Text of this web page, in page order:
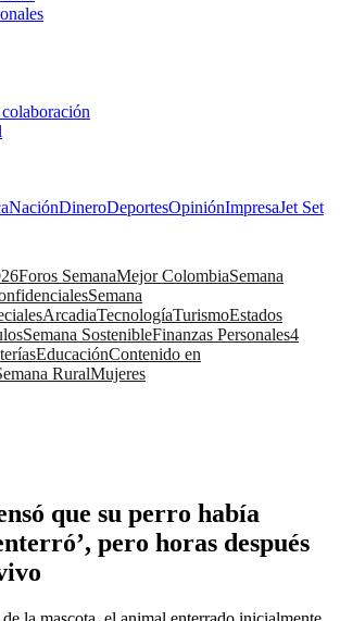
NaciónDineroDeportesOpiniónImpresaJet Set
Foros SemanaMejor ColombiaSemana
Semana
ArcadiaTecnologíaTurismoEstados
Semana SostenibleFinanzas Personales4
EducaciónContenido en
RuralMujeres
que su perro había
pero horas después